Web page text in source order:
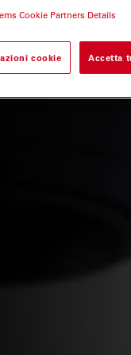
Cookie Partners Details
cookie Accetta